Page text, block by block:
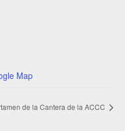
Map
de la Cantera de la ACCC